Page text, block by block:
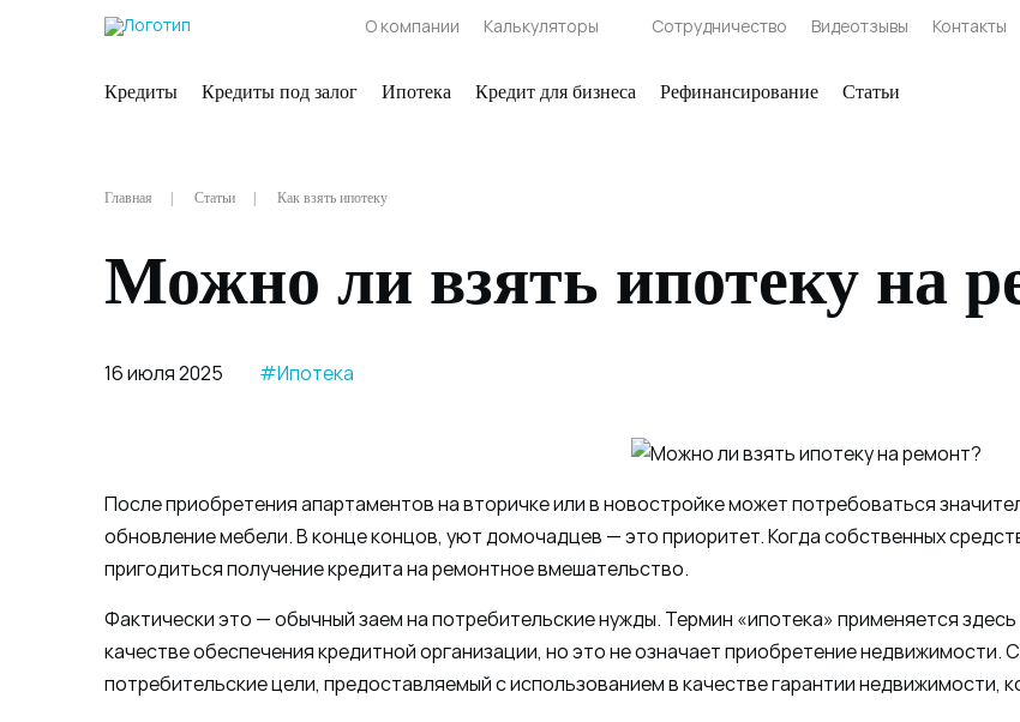
О компании Калькуляторы Сотрудничество Видеотзывы Контакты
Кредиты Кредиты под залог Ипотека Кредит для бизнеса Рефинансирование Статьи
Главная Статьи Как взять ипотеку
Можно ли взять ипотеку на
16 июля 2025 #Ипотека
После приобретения апартаментов на вторичке или в новостройке может потребоваться
обновление мебели. В конце концов, уют домочадцев — это приоритет. Когда собственных
пригодиться получение кредита на ремонтное вмешательство.
Фактически это — обычный заем на потребительские нужды. Термин «ипотека» применяется
качестве обеспечения кредитной организации, но это не означает приобретение недвижимости.
потребительские цели, предоставляемый с использованием в качестве гарантии недвижимости,